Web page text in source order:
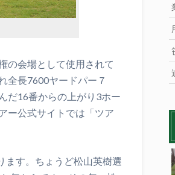
の会場として使用されて
全長7600ヤードパー７
だ16番からの上がり3ホー
ー公式サイトでは「ツア
ます。ちょうど松山英樹選